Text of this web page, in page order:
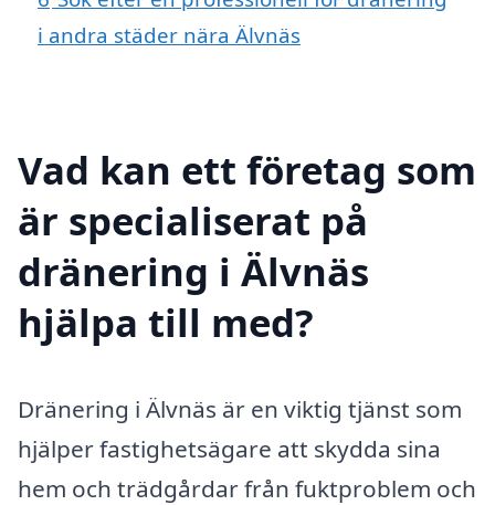
i andra städer nära Älvnäs
Vad kan ett företag som
är specialiserat på
dränering i Älvnäs
hjälpa till med?
Dränering i Älvnäs är en viktig tjänst som
hjälper fastighetsägare att skydda sina
hem och trädgårdar från fuktproblem och